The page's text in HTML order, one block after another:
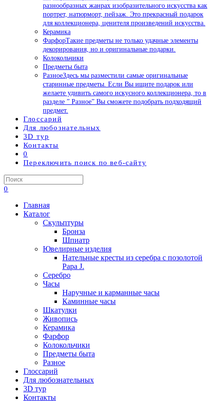
разнообразных жанрах изобразительного искусства как
портрет, натюрморт, пейзаж. Это прекрасный подарок
для коллекционера, ценителя произведений искусства.
Керамика
ФарфорТакие предметы не только удачные элементы
декорирования, но и оригинальные подарки.
Колокольчики
Предметы быта
РазноеЗдесь мы разместили самые оригинальные
старинные предметы. Если Вы ищите подарок или
желаете удивить самого искусного коллекционера, то в
разделе ” Разное” Вы сможете подобрать подходящий
предмет.
Глоссарий
Для любознательных
3D тур
Контакты
0
Переключить поиск по веб-сайту
0
Главная
Каталог
Скульптуры
Бронза
Шпиатр
Ювелирные изделия
Нательные кресты из серебра с позолотой
Papa J.
Серебро
Часы
Наручные и карманные часы
Каминные часы
Шкатулки
Живопись
Керамика
Фарфор
Колокольчики
Предметы быта
Разное
Глоссарий
Для любознательных
3D тур
Контакты